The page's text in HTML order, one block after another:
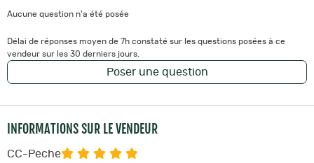
Aucune question n'a été posée
Délai de réponses moyen de 7h constaté sur les questions posées à ce
vendeur sur les 30 derniers jours.
Poser une question
INFORMATIONS SUR LE VENDEUR
CC-Peche